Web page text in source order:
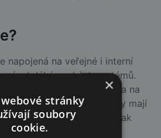
napojená na veřejné i interní
zásob lékárenských systémů.
zobrazuje v reálném čase a na
vždy víte, které lékárny mají
dostupný a kam naopak
volat.
×
stránky
soubory
cookie.